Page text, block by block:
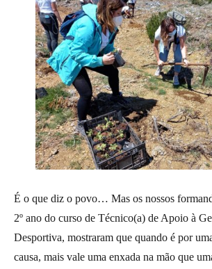
É o que diz o povo… Mas os nossos
2º ano do curso de Técnico(a) de Apoio à
Desportiva, mostraram que quando é por
causa, mais vale uma enxada na mão que